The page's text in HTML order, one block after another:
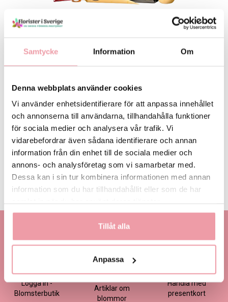
Samtycke Information Om
Denna webbplats använder cookies
Vi använder enhetsidentifierare för att anpassa innehållet
och annonserna till användarna, tillhandahålla funktioner
för sociala medier och analysera vår trafik. Vi
vidarebefordrar även sådana identifierare och annan
information från din enhet till de sociala medier och
annons- och analysföretag som vi samarbetar med.
Dessa kan i sin tur kombinera informationen med annan
information som du har tillhandahållit eller som de har
Tillåt alla
Anpassa
Stilren delikatesslåda med uppskattade produkter. Perfekt som
skumkakaopulver, kakaomassa, mandel, sojamjöl, solrosolja,
(vanilj). INNEHÅLLER HASSELNÖTTER, MANDEL OCH MJÖLK. KAN
INNEHÅLLA SPÅR AV ANDRA NÖTTER OCH VETE.
Tyvärr ingår inte denna produkt i vårt sortiment för tillfället.
Sitemap »
Kontakta kundtjänst
Logga in -
Blomsterbutik
Information
Om oss
Om cookies
Frågor & Svar
Artiklar om
blommor
Så här beställer du
Handla med
presentkort